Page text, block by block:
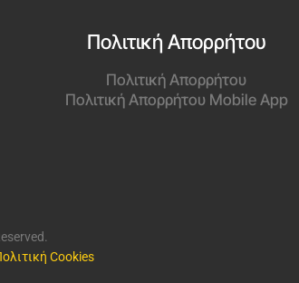
Πολιτική Απορρήτου
Πολιτική Απορρήτου
Πολιτική Απορρήτου Mobile App
Cookies